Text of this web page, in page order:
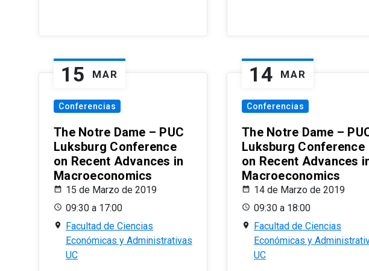
15 MAR
Conferencias
The Notre Dame – PUC
Luksburg Conference
on Recent Advances in
Macroeconomics
15 de Marzo de 2019
09:30 a 17:00
Facultad de Ciencias
Económicas y Administrativas
UC
14 MAR
Conferencias
The Notre Dame –
Luksburg Conference
on Recent Advances
Macroeconomics
14 de Marzo de 2019
09:30 a 18:00
Facultad de Ciencias
Económicas y
UC